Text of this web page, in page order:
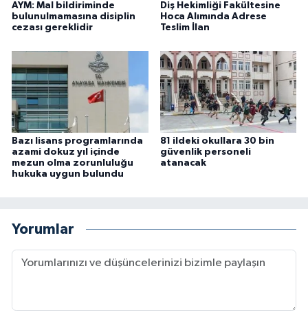
AYM: Mal bildiriminde
bulunulmamasına disiplin
cezası gereklidir
Diş Hekimliği Fakültesine
Hoca Alımında Adrese
Teslim İlan
Bazı lisans programlarında
azami dokuz yıl içinde
mezun olma zorunluluğu
hukuka uygun bulundu
81 ildeki okullara 30 bin
güvenlik personeli
atanacak
Yorumlar